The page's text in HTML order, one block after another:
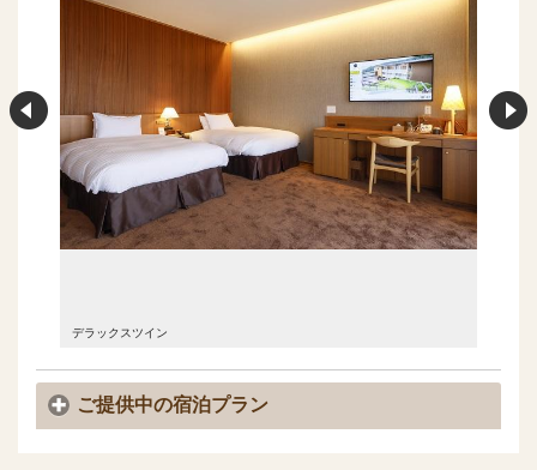
デラックスツイン
ご提供中の宿泊プラン